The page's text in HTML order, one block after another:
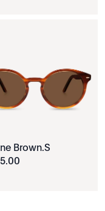
Brown.S
.00